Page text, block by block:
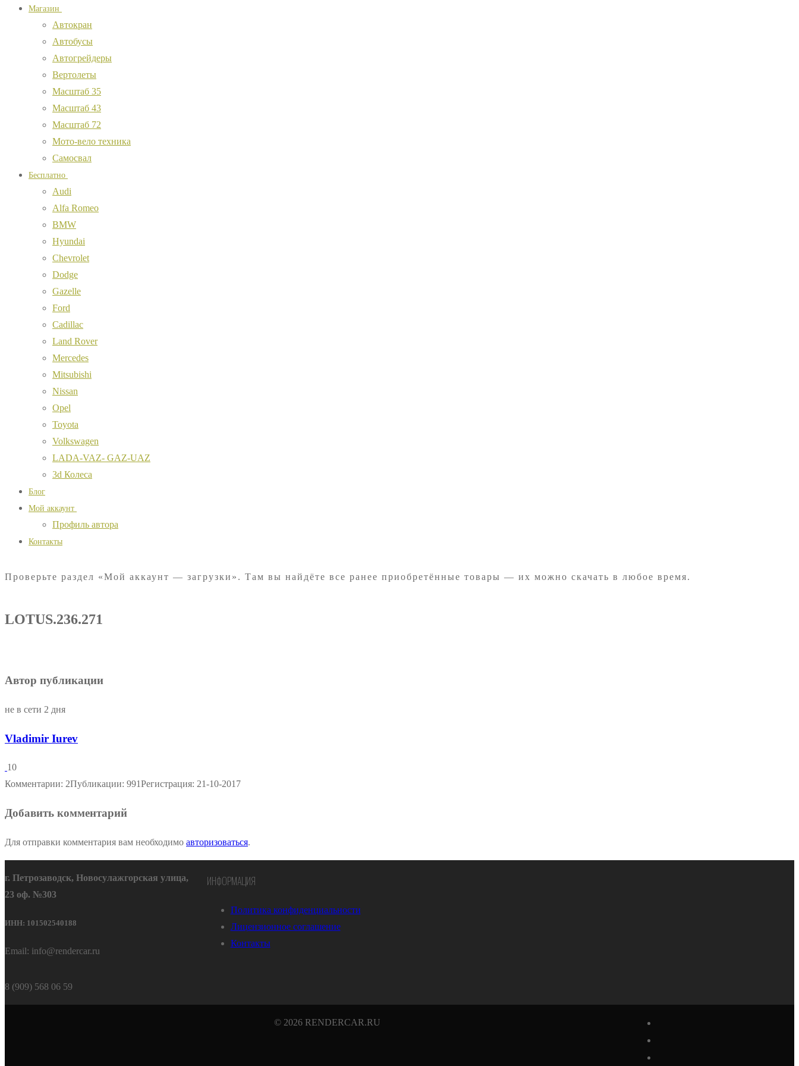
Магазин
Автокран
Автобусы
Автогрейдеры
Вертолеты
Масштаб 35
Масштаб 43
Масштаб 72
Мото-вело техника
Самосвал
Бесплатно
Audi
Alfa Romeo
BMW
Hyundai
Chevrolet
Dodge
Gazelle
Ford
Cadillac
Land Rover
Mercedes
Mitsubishi
Nissan
Opel
Toyota
Volkswagen
LADA-VAZ- GAZ-UAZ
3d Колеса
Блог
Мой аккаунт
Профиль автора
Контакты
Проверьте раздел «Мой аккаунт — загрузки». Там вы найдёте все ранее приобретённые товары — их можно скачать в любое время.
LOTUS.236.271
Автор публикации
не в сети 2 дня
Vladimir Iurev
10
Комментарии: 2Публикации: 991Регистрация: 21-10-2017
Добавить комментарий
Для отправки комментария вам необходимо авторизоваться.
г. Петрозаводск, Новосулажгорская улица,
23 оф. №303
ИНН: 101502540188
Email: info@rendercar.ru
8 (909) 568 06 59
ИНФОРМАЦИЯ
Политика конфиденциальности
Лицензионное соглашение
Контакты
© 2026 RENDERCAR.RU